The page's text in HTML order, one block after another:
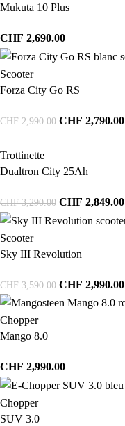
Mukuta 10 Plus
CHF 2,690.00
Scooter
Forza City Go RS
CHF2,990.00 CHF 2,790.00
Trottinette
Dualtron City 25Ah
CHF3,290.00 CHF 2,849.00
Scooter
Sky III Revolution
CHF3,590.00 CHF 2,990.00
Chopper
Mango 8.0
CHF 2,990.00
Chopper
SUV 3.0